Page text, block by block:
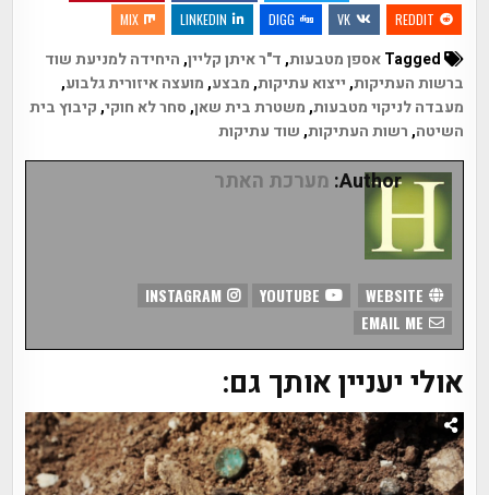
REDDIT
VK
DIGG
LINKEDIN
MIX
אספן מטבעות,ד"ר איתן קליין,היחידה למניעת שוד
ברשות העתיקות,ייצוא עתיקות,מבצע,מועצה איזורית גלבוע,
מעבדה לניקוי מטבעות,משטרת בית שאן,סחר לא חוקי,קיבוץ בית
השיטה,רשות העתיקות,שוד עתיקות
Author: מערכת האתר
INSTAGRAM
אולי יעניין אותך גם: